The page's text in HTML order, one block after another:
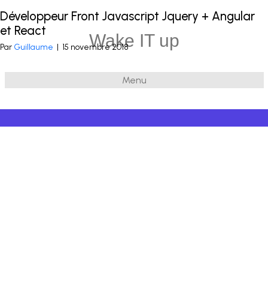
Wake IT up
Menu
Développeur Front Javascript Jquery + Angular
et React
Par Guillaume | 15 novembre 2018
Publié dans Javascript Jquery Angular.JS
Powered by